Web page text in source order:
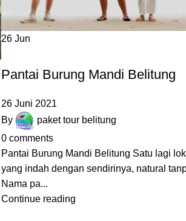
26 Jun
Pantai Burung Mandi Belitung
26 Juni 2021
By
paket tour belitung
0 comments
Pantai Burung Mandi Belitung Satu lagi
yang indah dengan sendirinya, natural
Nama pa...
Continue reading